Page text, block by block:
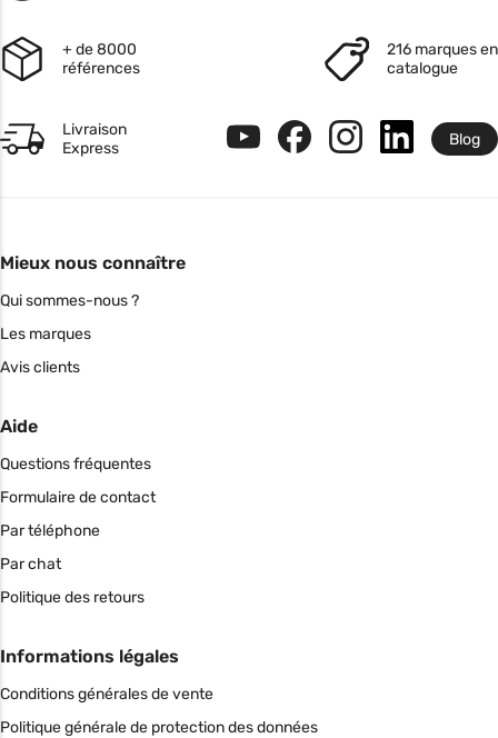
+ de 8000
références
216 marques en
catalogue
Livraison
Express
Blog
Mieux nous connaître
Qui sommes-nous ?
Les marques
Avis clients
Aide
Questions fréquentes
Formulaire de contact
Par téléphone
Par chat
Politique des retours
Informations légales
Conditions générales de vente
Politique générale de protection des données